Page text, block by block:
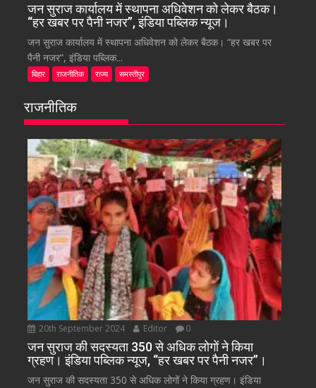
जन सुराज कार्यालय में स्थापना अधिवेशन को लेकर बैठक।
“हर खबर पर पैनी नजर”, इंडिया पब्लिक न्यूज।
जन सुराज कार्यालय में स्थापना अधिवेशन को लेकर बैठक। “हर खबर पर
पैनी नजर”, इंडिया पब्लिक...
बिहार राजनीतिक राज्य समस्तीपुर
राजनीतिक
20th September 2024 Editor 0
जन सुराज की सदस्यता 350 से अधिक लोगों ने किया
ग्रहण। इंडिया पब्लिक न्यूज, “हर खबर पर पैनी नजर”।
जन सुराज की सदस्यता 350 से अधिक लोगों ने किया ग्रहण। इंडिया